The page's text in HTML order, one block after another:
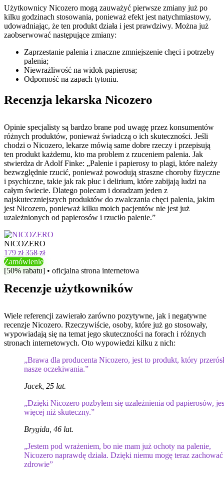
Użytkownicy Nicozero mogą zauważyć pierwsze zmiany już po
kilku godzinach stosowania, ponieważ efekt jest natychmiastowy,
udowadniając, że ten produkt działa i jest prawdziwy. Można już
zaobserwować następujące zmiany:
Zaprzestanie palenia i znaczne zmniejszenie chęci i potrzeby
palenia;
Niewrażliwość na widok papierosa;
Odporność na zapach tytoniu.
Recenzja lekarska Nicozero
Opinie specjalisty są bardzo brane pod uwagę przez konsumentów
różnych produktów, ponieważ świadczą o ich skuteczności. Jeśli
chodzi o Nicozero, lekarze mówią same dobre rzeczy i przepisują
ten produkt każdemu, kto ma problem z rzuceniem palenia. Jak
stwierdza dr Adolf Finke: „Palenie i papierosy to plagi, które należy
bezwzględnie rzucić, ponieważ powodują straszne choroby fizyczne
i psychiczne, takie jak rak płuc i delirium, które zabijają ludzi na
całym świecie. Dlatego polecam i doradzam jeden z
najskuteczniejszych produktów do zwalczania chęci palenia, jakim
jest Nicozero, ponieważ kilku moich pacjentów nie jest już
uzależnionych od papierosów i rzuciło palenie.”
NICOZERO
179 zł 358 zł
Zamówienie
[50% rabatu] • oficjalna strona internetowa
Recenzje użytkowników
Wiele referencji zawierało zarówno pozytywne, jak i negatywne
recenzje Nicozero. Rzeczywiście, osoby, które już go stosowały,
wypowiadają się na temat jego skuteczności na forach i różnych
stronach internetowych. Oto wypowiedzi kilku z nich:
„Brawa dla producenta Nicozero, jest to produkt, który przerósł
nasze oczekiwania.”
Jacek, 25 lat.
„Dzięki Nicozero pozbyłem się uzależnienia od papierosów,
więcej niż skuteczny.”
Brygida, 46 lat.
„Jestem pod wrażeniem, bo nie mam już ochoty na palenie,
Nicozero naprawdę działa. Dzięki niemu mogę teraz zachować
zdrowie”